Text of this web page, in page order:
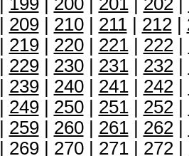
209| 210| 211| 212|
219| 220| 221| 222|
229| 230| 231| 232|
239| 240| 241| 242|
249| 250| 251| 252|
259| 260| 261| 262|
269| 270| 271| 272|